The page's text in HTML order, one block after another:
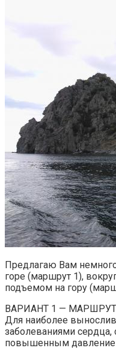
Предлагаю Вам
горе (маршрут 1),
подъемом на гору
ВАРИАНТ 1 — МАРШРУТ
Для наиболее
заболеваниями сердца,
повышенным